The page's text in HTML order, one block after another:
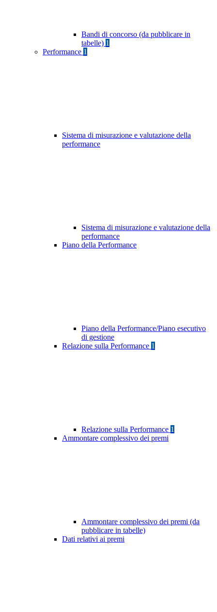
Bandi di concorso (da pubblicare in
tabelle) 1
Performance 1
Sistema di misurazione e valutazione della
performance
Sistema di misurazione e valutazione della
performance
Piano della Performance
Piano della Performance/Piano esecutivo
di gestione
Relazione sulla Performance 1
Relazione sulla Performance 1
Ammontare complessivo dei premi
Ammontare complessivo dei premi (da
pubblicare in tabelle)
Dati relativi ai premi